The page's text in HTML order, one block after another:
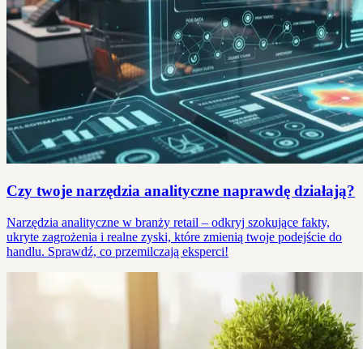
Czy twoje narzędzia analityczne naprawdę działają?
Narzędzia analityczne w branży retail – odkryj szokujące fakty,
ukryte zagrożenia i realne zyski, które zmienią twoje podejście do
handlu. Sprawdź, co przemilczają eksperci!